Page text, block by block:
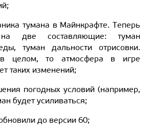
тумана в Майнкрафте. Теперь
две составляющие: туман
туман дальности отрисовки.
в целом, то атмосфера в игре
таких изменений;
погодных условий (например,
будет усиливаться;
до версии 60;